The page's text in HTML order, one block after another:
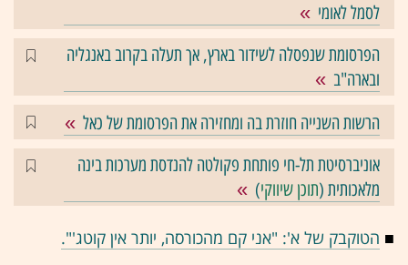
לסמל לאומי
הפרסומת שנפסלה לשידור בארץ, אך תעלה בקרוב באנגליה
ובארה"ב
הרשות השנייה חוזרת בה ומחזירה את הפרסומת של כאל
אוניברסיטת תל-חי פותחת פקולטה להנדסת מערכות בינה
מלאכותית (תוכן שיווקי)
■ הטוקבק של א': "אני קם מהכורסה, יותר אין קוטג'".